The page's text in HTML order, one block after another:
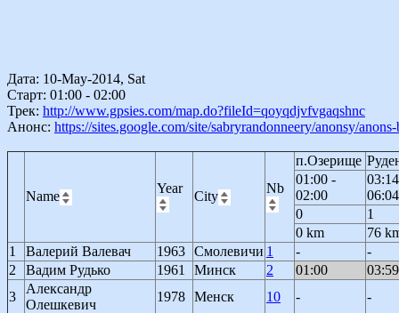
Дата: 10-May-2014, Sat
Старт: 01:00 - 02:00
Трек: http://www.gpsies.com/map.do?fileId=qoyqdjvfvgaqshnc
Анонс: https://sites.google.com/site/sabryrandonneery/anonsy/
Name
Year
City
Nb
п.Озерище
01:00 -
02:00
06:04
0
1
0 km
76
1
Валерий Валевач 1963 Смолевичи 1 -
-
2
Вадим Рудько 1961 Минск 2 01:00
03:59
3
Александр
Олешкевич
1978 Менск 10 -
-